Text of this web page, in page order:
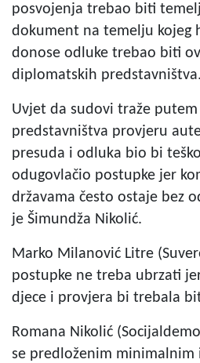
posvojenja trebao biti
dokument na temelju kojeg
donose odluke trebao biti
diplomatskih predstavništva.
Uvjet da sudovi traže
predstavništva provjeru
presuda i odluka bio bi
odugovlačio postupke jer
državama često ostaje bez
je Šimundža Nikolić.
Marko Milanović Litre
postupke ne treba ubrzati
djece i provjera bi trebala
Romana Nikolić
se predloženim minimalnim